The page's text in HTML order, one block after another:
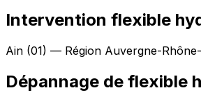
Intervention flexible
Ain (01) — Région Auvergne-
Dépannage de flexible